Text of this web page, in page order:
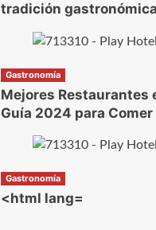
tradición
Gastronomía
Mejores Restaurantes
Guía 2024 para
Gastronomía
<html lang=